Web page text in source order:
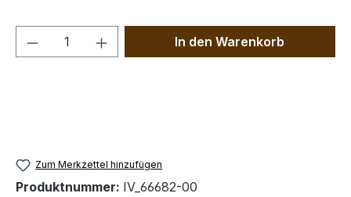
Produkt Anzahl: Gib denIn den Warenkorb
Zum Merkzettel hinzufügen
Produktnummer: IV_66682-00